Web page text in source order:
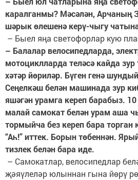
каралганмы? Мәсәлән, Арчаның
шәрык өлешенә керү-чыгу
– Быел яңа светофорлар кую
– Балалар велосипедларда,
мотоциклларда теләсә кайда зур
хәтәр йөриләр. Бүген генә
Сеңелкәш белән машинада зур
яшәгән урамга кереп барабыз.
малай самокат белән урам аша
тормыйча без кереп бара
“Аһ!” иттек. Борын төбеннән.
тизлек белән бара иде.
– Самокатлар, велосипедлар
җәяүлеләр юлыннан гына йөрү